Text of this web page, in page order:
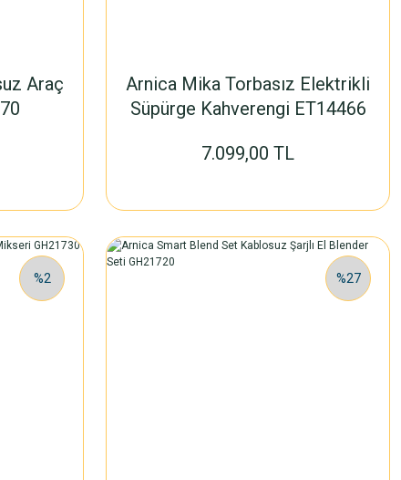
Araç
Arnica Mika Torbasız Elektrikli
Süpürge Kahverengi ET14466
7.099,00 TL
%2 %27